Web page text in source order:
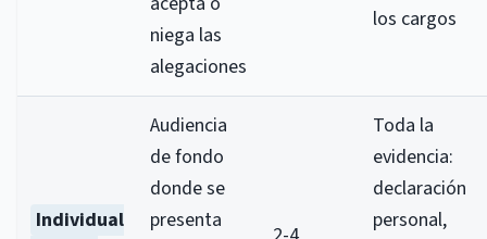
niega las
alegaciones
los cargos
Individual
Audiencia
de fondo
donde se
presenta
Toda la
evidencia:
declaración
personal,